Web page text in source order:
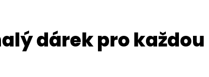
dárek pro každou